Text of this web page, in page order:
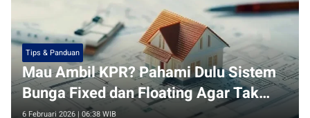
Tips & Panduan
Mau Ambil KPR? Pahami Dulu Sistem
Bunga Fixed dan Floating Agar Tak
6 Februari 2026 | 06:38 WIB